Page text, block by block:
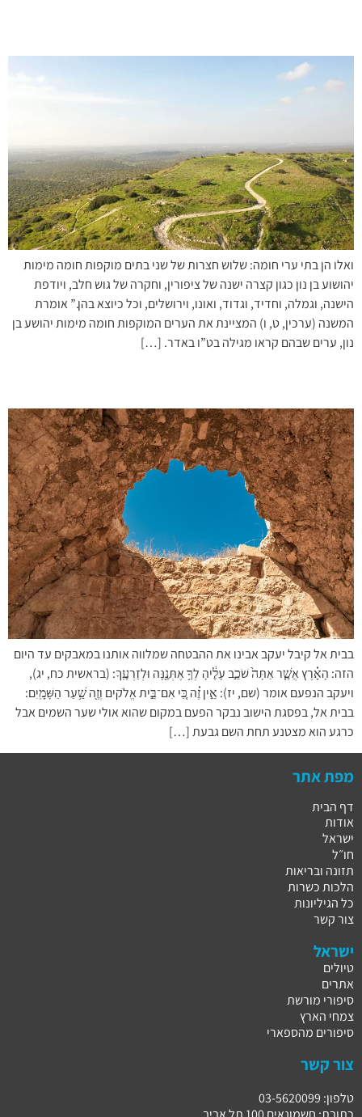
ואלו הן בתי ערי חומה: שלוש חצרות של שני בתים מוקפות חומה מימות
יהושוע בן נון כגון קצרה ישנה של ציפורין, וחקרה של גוש חלב, ויודפת
הישנה, וגמלה, וחדיד, וגדוד, ואונו, וירושלים, וכל כיוצא בהן.” אומרת
המשנה (ערכין, ט, ו) המציינת את הערים המוקפות חומה מימות יהושע בן
נון, ערים שבהם קראו מגילה בט”ו באדר. […]
בבית אל קיבל יעקב אבינו את ההבטחה שמלווה אותנו במאבקים עד היום
הזה: הָאָ֗רֶץ אֲשֶׁ֤ר אַתָּה֙ שֹׁכֵ֣ב עָלֶ֔יהָ לְךָ֥ אֶתְּנֶ֖נָּה וּלְזַרְעֶֽךָ: (בראשית כח, יג),
ויעקב הנפעם אומר (שם, יז): אֵ֣ין זֶ֗ה כִּ֚י אִם־בֵּ֣ית אֱלֹקים וְזֶ֖ה שַׁ֥עַר הַשָּׁמָֽיִם:
בבית אל, בפסגת הישוב נבקר הפעם במקום שהוא אולי שער השמים אבל
כרגע הוא מצטנע תחת השם גבעת […]
מפת אתר
דף הבית
אודות
ישראל
חו״ל
תזונה ובריאות
הלכות כשרות
כל הגיליונות
צור קשר
ישראל
טיולים
אתרים
סיפורי מורשת
צמחי הארץ
סיפורים מהספארי
צור קשר
טלפון: 03-5620099